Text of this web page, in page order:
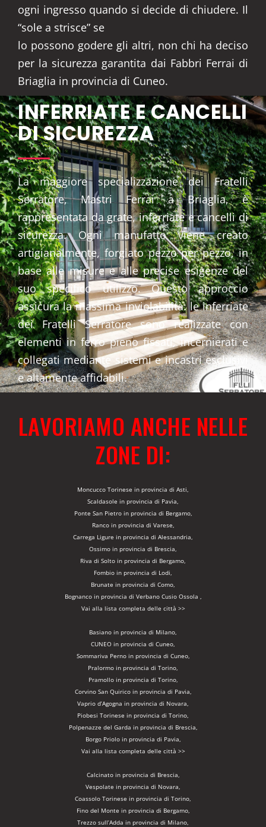
ogni ingresso quando si decide di chiudere. Il
“sole a strisce” se
lo possono godere gli altri, non chi ha deciso
per la sicurezza garantita dai Fabbri Ferrai di
Briaglia in provincia di Cuneo.
INFERRIATE E CANCELLI
DI SICUREZZA
La maggiore specializzazione dei Fratelli
Serratore, Mastri Ferrai a Briaglia, è
rappresentata da grate, inferriate e cancelli di
sicurezza. Ogni manufatto viene creato
artigianalmente, forgiato pezzo per pezzo, in
base alle misure e alle precise esigenze del
suo specifico utilizzo. Questo approccio
assicura la massima inviolabilità: le inferriate
dei Fratelli Serratore sono realizzate con
elementi in ferro pieno fissati, incernierati e
collegati mediante sistemi e incastri esclusivi
e altamente affidabili.
LAVORIAMO ANCHE NELLE
ZONE DI:
Moncucco Torinese in provincia di Asti,
Scaldasole in provincia di Pavia,
Ponte San Pietro in provincia di Bergamo,
Ranco in provincia di Varese,
Carrega Ligure in provincia di Alessandria,
Ossimo in provincia di Brescia,
Riva di Solto in provincia di Bergamo,
Fombio in provincia di Lodi,
Brunate in provincia di Como,
Bognanco in provincia di Verbano Cusio Ossola ,
Vai alla lista completa delle città >>
Basiano in provincia di Milano,
CUNEO in provincia di Cuneo,
Sommariva Perno in provincia di Cuneo,
Pralormo in provincia di Torino,
Pramollo in provincia di Torino,
Corvino San Quirico in provincia di Pavia,
Vaprio d’Agogna in provincia di Novara,
Piobesi Torinese in provincia di Torino,
Polpenazze del Garda in provincia di Brescia,
Borgo Priolo in provincia di Pavia,
Vai alla lista completa delle città >>
Calcinato in provincia di Brescia,
Vespolate in provincia di Novara,
Coassolo Torinese in provincia di Torino,
Fino del Monte in provincia di Bergamo,
Trezzo sull’Adda in provincia di Milano,